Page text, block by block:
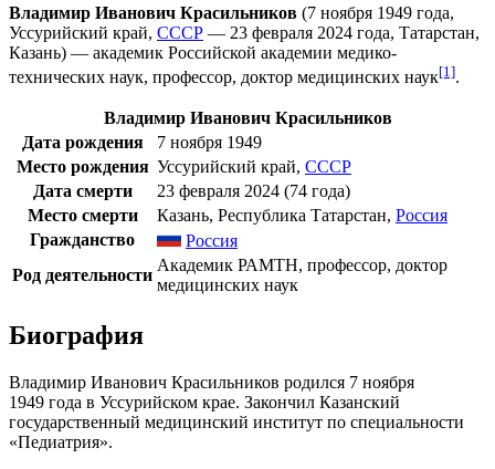
Владимир Иванович Красильников (7 ноября 1949 года,
Уссурийский край, СССР — 23 февраля 2024 года, Татарстан,
Казань) — академик Российской академии медико-
технических наук, профессор, доктор медицинских наук[1].
Владимир Иванович Красильников
Дата рождения
7 ноября 1949
Место рождения Уссурийский край, СССР
Дата смерти
23 февраля 2024 (74 года)
Место смерти
Казань, Республика Татарстан, Россия
Гражданство
Россия
Род деятельности
Академик РАМТН, профессор, доктор
медицинских наук
Биография
Владимир Иванович Красильников родился 7 ноября
1949 года в Уссурийском крае. Закончил Казанский
государственный медицинский институт по специальности
«Педиатрия».